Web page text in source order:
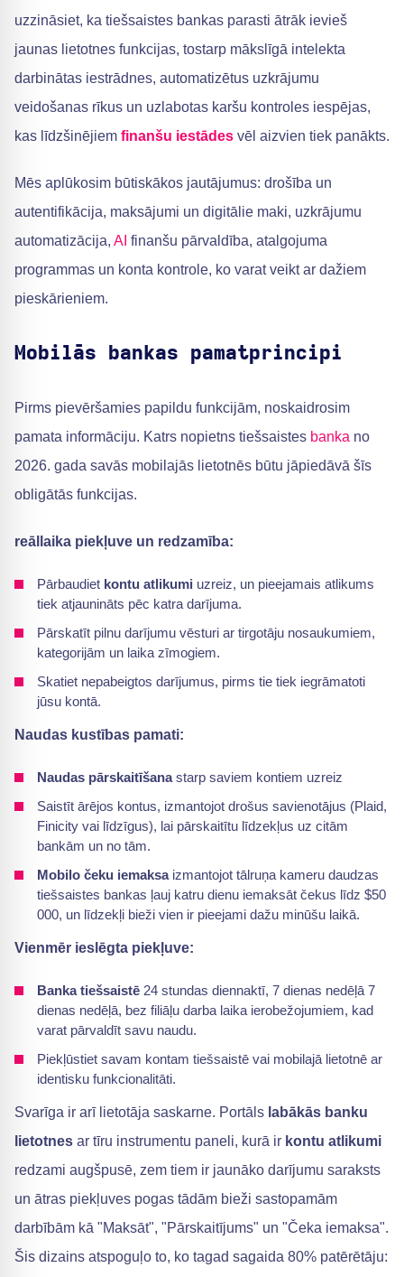
uzzināsiet, ka tiešsaistes bankas parasti ātrāk ievieš
jaunas lietotnes funkcijas, tostarp mākslīgā intelekta
darbinātas iestrādnes, automatizētus uzkrājumu
veidošanas rīkus un uzlabotas karšu kontroles iespējas,
kas līdzšinējiem finanšu iestādes vēl aizvien tiek panākts.
Mēs aplūkosim būtiskākos jautājumus: drošība un
autentifikācija, maksājumi un digitālie maki, uzkrājumu
automatizācija, AI finanšu pārvaldība, atalgojuma
programmas un konta kontrole, ko varat veikt ar dažiem
pieskārieniem.
Mobilās bankas pamatprincipi
Pirms pievēršamies papildu funkcijām, noskaidrosim
pamata informāciju. Katrs nopietns tiešsaistes banka no
2026. gada savās mobilajās lietotnēs būtu jāpiedāvā šīs
obligātās funkcijas.
reāllaika piekļuve un redzamība:
Pārbaudiet kontu atlikumi uzreiz, un pieejamais atlikums
tiek atjaunināts pēc katra darījuma.
Pārskatīt pilnu darījumu vēsturi ar tirgotāju nosaukumiem,
kategorijām un laika zīmogiem.
Skatiet nepabeigtos darījumus, pirms tie tiek iegrāmatoti
jūsu kontā.
Naudas kustības pamati:
Naudas pārskaitīšanastarp saviem kontiem uzreiz
Saistīt ārējos kontus, izmantojot drošus savienotājus (Plaid,
Finicity vai līdzīgus), lai pārskaitītu līdzekļus uz citām
bankām un no tām.
Mobilo čeku iemaksaizmantojot tālruņa kameru daudzas
tiešsaistes bankas ļauj katru dienu iemaksāt čekus līdz $50
000, un līdzekļi bieži vien ir pieejami dažu minūšu laikā.
Vienmēr ieslēgta piekļuve:
Banka tiešsaistē 24 stundas diennaktī, 7 dienas nedēļā 7
dienas nedēļā, bez filiāļu darba laika ierobežojumiem, kad
varat pārvaldīt savu naudu.
Piekļūstiet savam kontam tiešsaistē vai mobilajā lietotnē ar
identisku funkcionalitāti.
Svarīga ir arī lietotāja saskarne. Portāls labākās banku
lietotnes ar tīru instrumentu paneli, kurā ir kontu atlikumi
redzami augšpusē, zem tiem ir jaunāko darījumu saraksts
un ātras piekļuves pogas tādām bieži sastopamām
darbībām kā "Maksāt", "Pārskaitījums" un "Čeka iemaksa".
Šis dizains atspoguļo to, ko tagad sagaida 80% patērētāju: